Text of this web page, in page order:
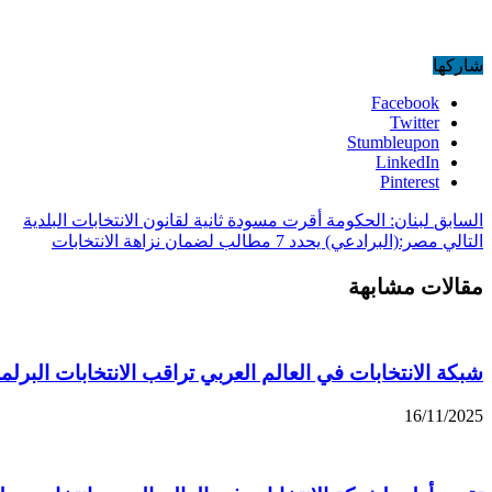
شاركها
Facebook
Twitter
Stumbleupon
LinkedIn
Pinterest
السابق لبنان: الحكومة أقرت مسودة ثانية لقانون الانتخابات البلدية
التالي مصر:(البرادعي) يحدد 7 مطالب لضمان نزاهة الانتخابات
مقالات مشابهة
شبكة الانتخابات في العالم العربي تراقب الانتخابات
16/11/2025